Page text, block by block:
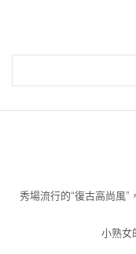
秀場流行的“復古高尚風”
小熟女